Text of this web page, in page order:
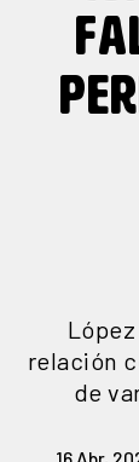
relación
de